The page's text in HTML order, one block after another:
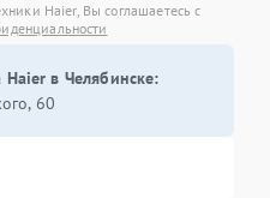
Haier, Вы соглашаетесь с
Haier в Челябинске:
60